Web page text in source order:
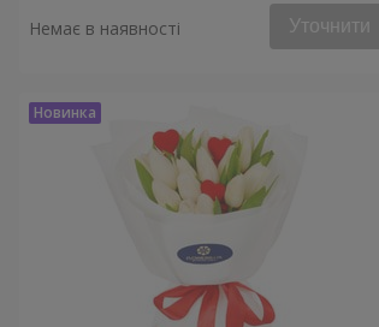
Немає в наявності Уточнити